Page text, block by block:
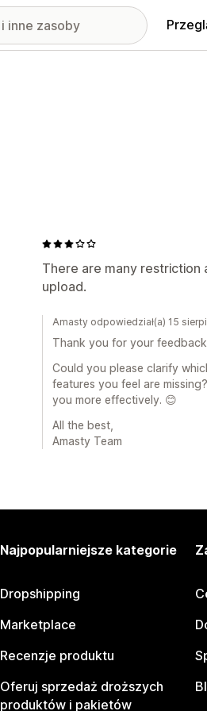
There are many
upload.
Amasty odpowiedział(a) 15
Thank you for your
Could you please clarify
features you feel are
you more effectively. 😊
All the best,
Amasty Team
Najpopularniejsze kategorie
Dropshipping
Marketplace
Recenzje produktu
Oferuj sprzedaż droższych
produktów i pakietów